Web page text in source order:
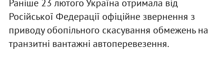
Раніше 23 лютого Україна отримала від
Російської Федерації офіційне звернення з
приводу обопільного скасування обмежень на
транзитні вантажні автоперевезення.